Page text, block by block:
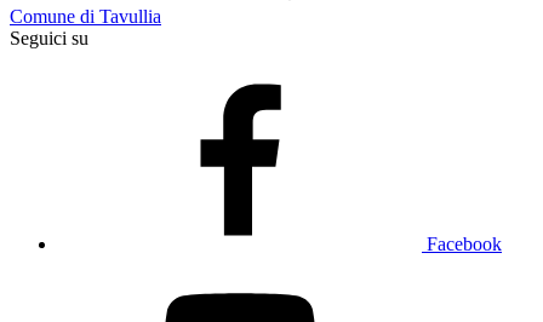
Comune di Tavullia
Seguici su
Facebook